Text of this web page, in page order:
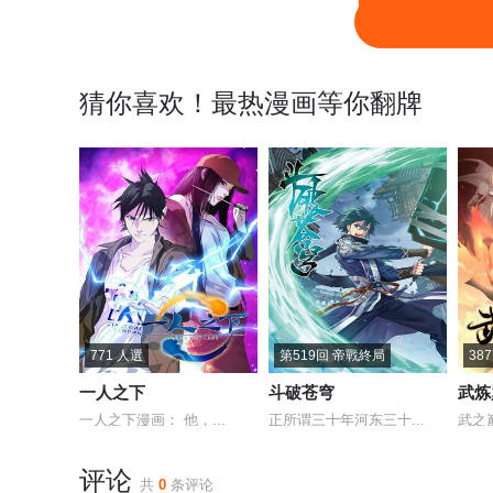
更新调整公告
第432坑 没有这么升级的？ 第431坑 你有病！你找死吧？
第426坑 就这，就这？ 第
第421-422坑 修心 番外 前世的分歧
第417坑 天道的干扰 第416坑 甩锅第一名
第412坑 不可说之事！ 第411坑 黑傀儡的奥秘！
猜你喜欢！最热漫画等你翻牌
771 人選
一人之下
一人之下漫画： 他，...
第519回 帝戰終局
斗破苍穹
正所谓三十年河东三十...
武
武之
评论 共 0 条评论